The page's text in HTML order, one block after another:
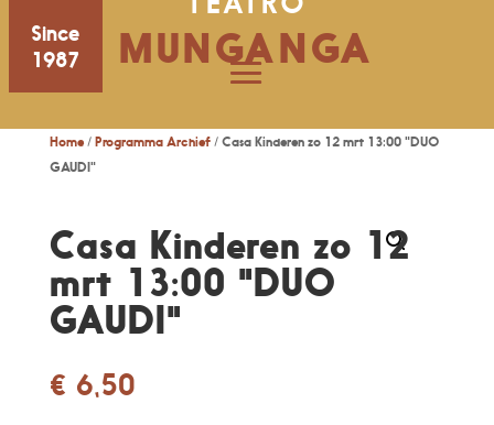
Since
1987
MUNGANGA
Home/ Programma Archief/ Casa Kinderen zo 12 mrt 13:00 "DUO
GAUDI"
Casa Kinderen zo 12
mrt 13:00 "DUO
GAUDI"
€ 6,50